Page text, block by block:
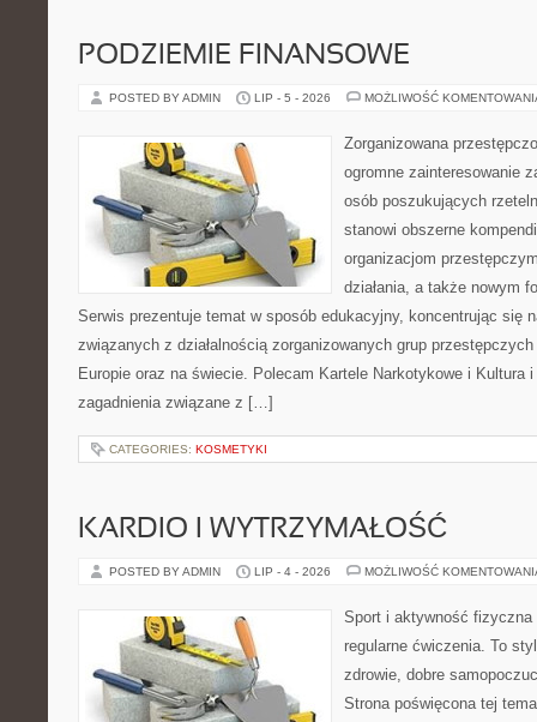
PODZIEMIE FINANSOWE
POSTED BY ADMIN LIP - 5 - 2026 MOŻLIWOŚĆ
Zorganizowana
ogromne zainteresowanie
osób poszukujących
stanowi obszerne
organizacjom
działania, a także nowym
Serwis prezentuje temat w sposób edukacyjny, koncentrując się
związanych z działalnością zorganizowanych grup
Europie oraz na świecie. Polecam Kartele Narkotykowe i Kultura
zagadnienia związane z […]
CATEGORIES: KOSMETYKI
KARDIO I WYTRZYMAŁOŚĆ
POSTED BY ADMIN LIP - 4 - 2026 MOŻLIWOŚĆ
Sport i aktywność
regularne ćwiczenia. To
zdrowie, dobre
Strona poświęcona tej